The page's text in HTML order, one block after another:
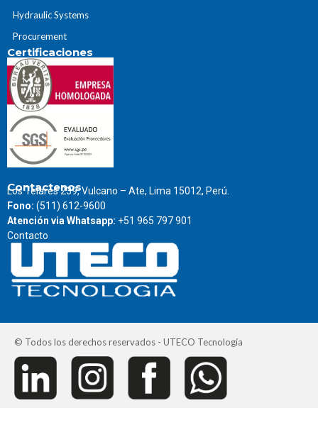
Hydraulic Systems
Procurement
Certificaciones
Contactenos
Los Telares 239, Vulcano – Ate, Lima 15012, Perú.
Fono: (511) 612-9600
Atención via Whatsapp: +51 965 797 901
Contacto
© Todos los derechos reservados - UTECO Tecnología